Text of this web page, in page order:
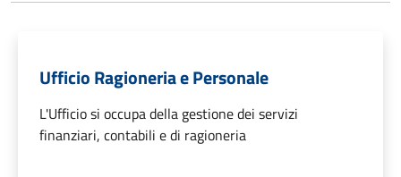
Ufficio Ragioneria e Personale
L'Ufficio si occupa della gestione dei servizi
finanziari, contabili e di ragioneria